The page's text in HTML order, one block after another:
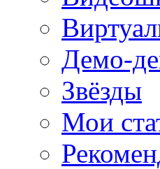
Демо-
Звёзды
Мои